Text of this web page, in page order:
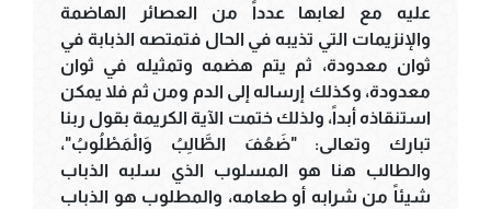
عليه مع لعابها عدداً من العصائر الهاضمة
والإنزيمات التي تذيبه في الحال فتمتصه الذبابة في
ثوان معدودة، ثم يتم هضمه وتمثيله في ثوان
معدودة، وكذلك إرساله إلى الدم ومن ثم فلا يمكن
استنقاذه أبداً، ولذلك ختمت الآية الكريمة بقول ربنا
تبارك وتعالى: "ضَعُفَ الطَّالِبُ وَالْمَطْلُوبُ"،
والطالب هنا هو المسلوب الذي سلبه الذباب
شيئاً من شرابه أو طعامه، والمطلوب هو الذباب